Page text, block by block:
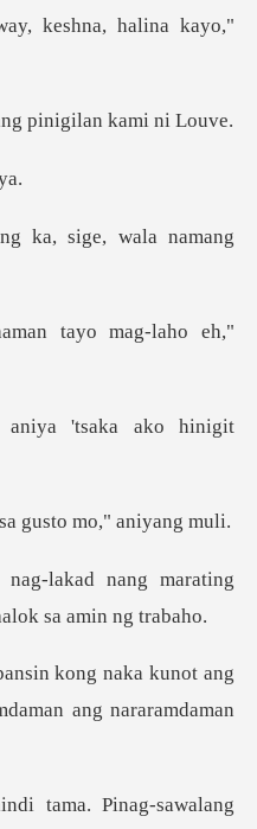
ay, keshna, halina kayo,
pinigi
ka, sige, wala namang
tayo mag-l
aniya 'tsaka a
gusto
ad nang marating
naka kunot ang
Pinag-sawalang